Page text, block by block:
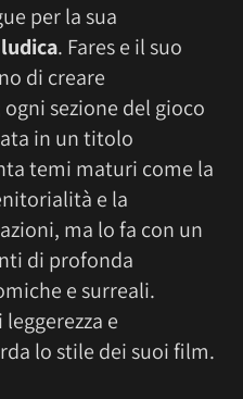
per la sua
. Fares e il suo
di creare
sezione del gioco
in un titolo
temi maturi come la
e la
ma lo fa con un
di profonda
e surreali.
e
lo stile dei suoi film.